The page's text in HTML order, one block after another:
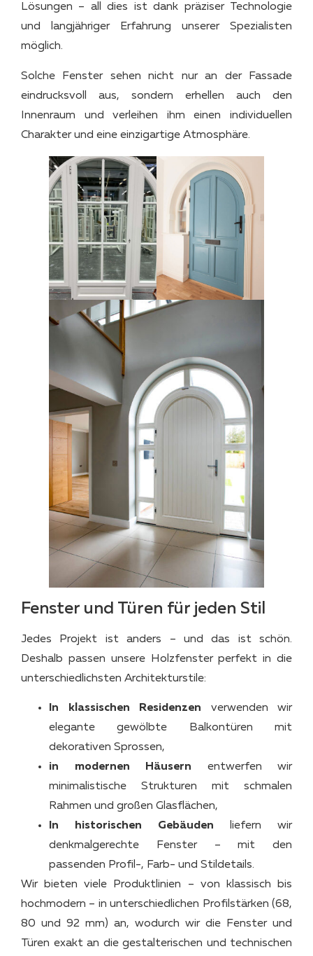
Lösungen – all dies ist dank präziser Technologie
und langjähriger Erfahrung unserer Spezialisten
möglich.
Solche Fenster sehen nicht nur an der Fassade
eindrucksvoll aus, sondern erhellen auch den
Innenraum und verleihen ihm einen individuellen
Charakter und eine einzigartige Atmosphäre.
Fenster und Türen für jeden Stil
Jedes Projekt ist anders – und das ist schön.
Deshalb passen unsere Holzfenster perfekt in die
unterschiedlichsten Architekturstile:
In klassischen Residenzen verwenden wir
elegante gewölbte Balkontüren mit
dekorativen Sprossen,
in modernen Häusern entwerfen wir
minimalistische Strukturen mit schmalen
Rahmen und großen Glasflächen,
In historischen Gebäuden liefern wir
denkmalgerechte Fenster – mit den
passenden Profil-, Farb- und Stildetails.
Wir bieten viele Produktlinien – von klassisch bis
hochmodern – in unterschiedlichen Profilstärken (68,
80 und 92 mm) an, wodurch wir die Fenster und
Türen exakt an die gestalterischen und technischen